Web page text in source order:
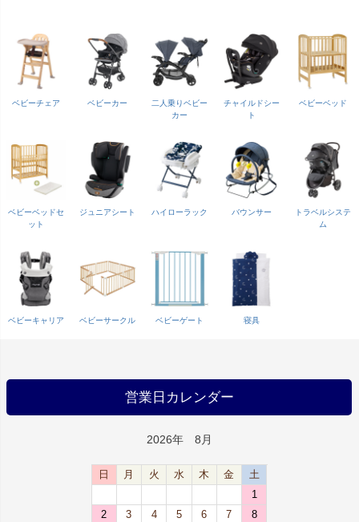
ベビーチェア ベビーカー
二人乗りベビー
カー
チャイルドシー
ト
ベビーベッド
ベビーベッドセ
ット
ジュニアシート ハイローラック バウンサー
トラベルシステ
ム
ベビーキャリア ベビーサークル ベビーゲート 寝具
営業日カレンダー
2026年 8月
日 月 火 水 木 金
土
1
2
3 4 5 6 7
8